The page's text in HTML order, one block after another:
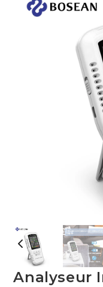
Analyseur